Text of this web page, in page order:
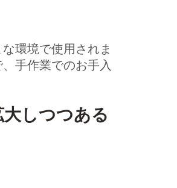
環境で使用されま
手作業でのお手入
しつつある